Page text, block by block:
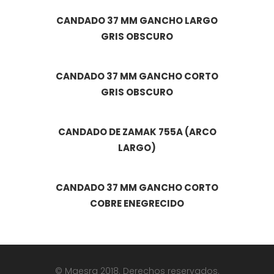
CANDADO 37 MM GANCHO LARGO
GRIS OBSCURO
CANDADO 37 MM GANCHO CORTO
GRIS OBSCURO
CANDADO DE ZAMAK 755A (ARCO
LARGO)
CANDADO 37 MM GANCHO CORTO
COBRE ENEGRECIDO
© Maesra 2018. Derechos reservados.